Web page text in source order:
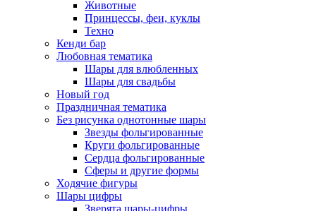
Животные
Принцессы, феи, куклы
Техно
Кенди бар
Любовная тематика
Шары для влюбленных
Шары для свадьбы
Новый год
Праздничная тематика
Без рисунка однотонные шары
Звезды фольгированные
Круги фольгированные
Сердца фольгированные
Сферы и другие формы
Ходячие фигуры
Шары цифры
Зверята шары-цифры